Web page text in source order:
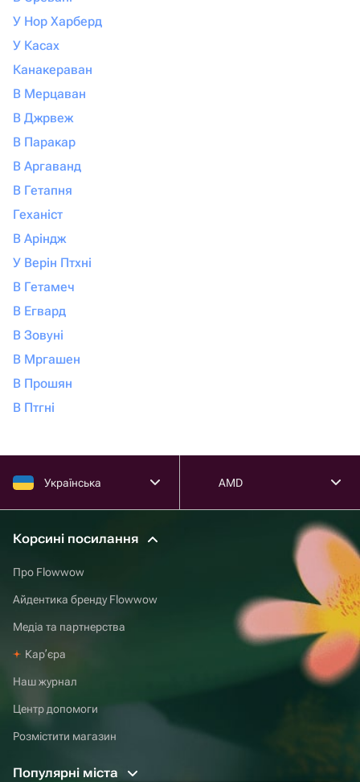
У Нор Харберд
У Касах
Канакераван
В Мерцаван
В Джрвеж
В Паракар
В Аргаванд
В Гетапня
Геханіст
В Аріндж
У Верін Птхні
В Гетамеч
В Егвард
В Зовуні
В Мргашен
В Прошян
В Птгні
Українська AMD
Корсині посилання
Про Flowwow
Айдентика бренду Flowwow
Медіа та партнерства
Карʼєра
Наш журнал
Центр допомоги
Розмістити магазин
Популярні міста